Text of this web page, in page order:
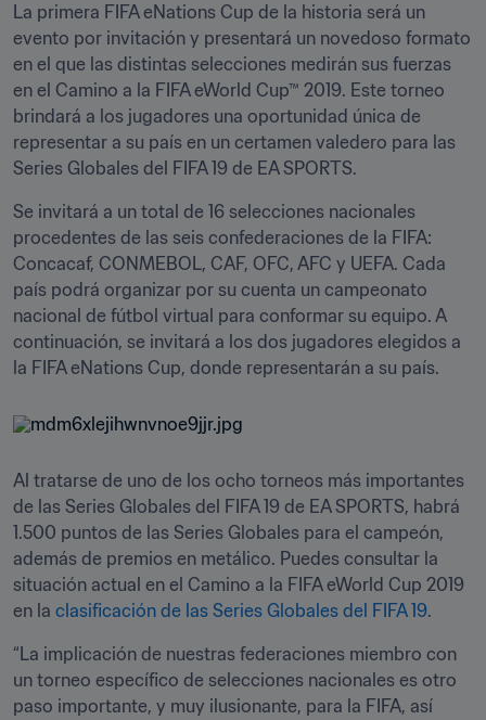
La primera FIFA eNations Cup de la historia será un
evento por invitación y presentará un novedoso formato
en el que las distintas selecciones medirán sus fuerzas
en el Camino a la FIFA eWorld Cup™ 2019. Este torneo
brindará a los jugadores una oportunidad única de
representar a su país en un certamen valedero para las
Series Globales del FIFA 19 de EA SPORTS.
Se invitará a un total de 16 selecciones nacionales
procedentes de las seis confederaciones de la FIFA:
Concacaf, CONMEBOL, CAF, OFC, AFC y UEFA. Cada
país podrá organizar por su cuenta un campeonato
nacional de fútbol virtual para conformar su equipo. A
continuación, se invitará a los dos jugadores elegidos a
la FIFA eNations Cup, donde representarán a su país.
Al tratarse de uno de los ocho torneos más importantes
de las Series Globales del FIFA 19 de EA SPORTS, habrá
1.500 puntos de las Series Globales para el campeón,
además de premios en metálico. Puedes consultar la
situación actual en el Camino a la FIFA eWorld Cup 2019
en la clasificación de las Series Globales del FIFA 19.
“La implicación de nuestras federaciones miembro con
un torneo específico de selecciones nacionales es otro
paso importante, y muy ilusionante, para la FIFA, así